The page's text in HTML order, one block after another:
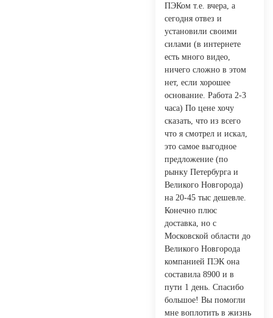
ПЭКом т.е. вчера, а
сегодня отвез и
установили своими
силами (в интернете
есть много видео,
ничего сложно в этом
нет, если хорошее
основание. Работа 2-3
часа) По цене хочу
сказать, что из всего
что я смотрел и искал,
это самое выгодное
предложение (по
рынку Петербурга и
Великого Новгорода)
на 20-45 тыс дешевле.
Конечно плюс
доставка, но с
Московской области до
Великого Новгорода
компанией ПЭК она
составила 8900 и в
пути 1 день. Спасибо
большое! Вы помогли
мне воплотить в жизнь